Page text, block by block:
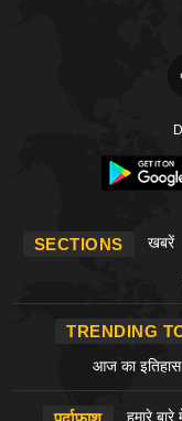
SECTIONS खबरें
TRENDING
आज का इतिहास
हमारे बारे